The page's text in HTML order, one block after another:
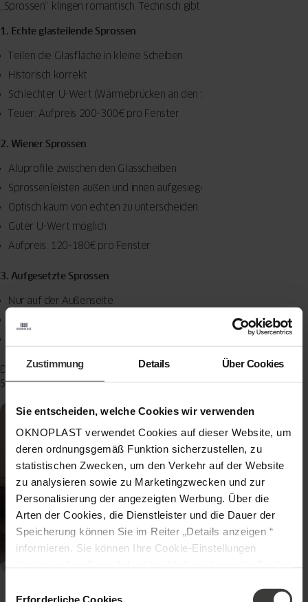
Zustimmung Details Über Cookies
Sie entscheiden, welche Cookies wir verwenden
OKNOPLAST verwendet Cookies auf dieser Website, um
deren ordnungsgemäß Funktion sicherzustellen, zu
statistischen Zwecken, um den Verkehr auf der Website
zu analysieren sowie zu Marketingzwecken und zur
Personalisierung der angezeigten Werbung. Über die
Arten der Cookies, die Dienstleister und die Dauer der
Speicherung können Sie im Reiter „Details anzeigen “
informieren. Sie können Ihre Cookie-Einstellungen
personenbezogenen Daten ist die Gesellschaft Oknoplast
Erforderliche Cookies
„Sprossen“ klingen romantisch. Technisch gibt es drei Varianten:
1. Echte glasteilende Sprossen
Teilen die Glasfläche in kleine Scheiben
Historisch korrekt
Schlechter U-Wert (Wärmebrücken an den Sprossen)
Teuer: Aufpreis 200-300€ pro Fenster
2. Wiener Sprossen
Aluprofile zwischen den Glasscheiben
Sprossenleisten außen und innen aufgesiegelt
Optisch kaum von echten zu unterscheiden
Guter U-Wert möglich
Aufpreis: 120-180€ pro Fenster
3. Aufgesetzte Sprossen
Nur auf der Außenseite
Optisch erkennbar als Fake
Die Denkmalbehörde akzeptiert bei guten Argumenten auch Wiener
Sprossen. Voraussetzung: Der Gesamteindruck muss stimmen.